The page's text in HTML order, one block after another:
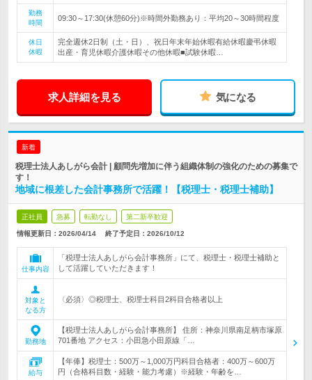
勤務
時間
09:30～17:30(休憩60分)※時間外勤務あり：平均20～30時間程度
休日
休暇
完全週休2日制（土・日）、祝日年末年始休暇有給休暇慶弔休暇
出産・育児休暇介護休暇その他休暇■試験休暇…
求人詳細を見る 気になる
新着
税理士法人あしがら会計 | 顧問先増加に伴う組織体制の強化のための募集で
す！
地域に根差した会計事務所で活躍！【税理士・税理士補助】
正社員 急募 転勤なし 第二新卒歓迎
情報更新日：2026/04/14 終了予定日： 2026/10/12
仕事内容
「税理士法人あしがら会計事務所」にて、税理士・税理士補助と
して活躍していただきます！
対象と
なる方
〈必須〉◎税理士、税理士科目2科目合格者以上
勤務地
【税理士法人あしがら会計事務所】 住所：神奈川県南足柄市塚原
701番地 アクセス：小田急小田原線「…
給与
【年俸】税理士：500万～1,000万円科目合格者：400万～600万
円（合格科目数・経験・能力考慮）※経験・年齢を…